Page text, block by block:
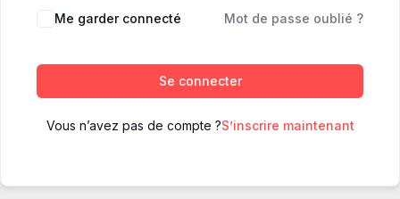
Me garder connecté Mot de passe oublié ?
Se connecter
Vous n’avez pas de compte ?S’inscrire maintenant